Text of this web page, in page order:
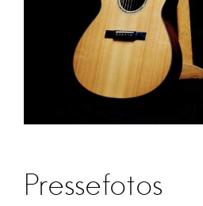
Pressefotos